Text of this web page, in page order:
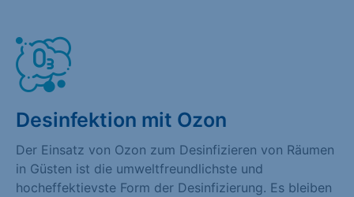
Desinfektion mit Ozon
Der Einsatz von Ozon zum Desinfizieren von Räumen
in Güsten ist die umweltfreundlichste und
hocheffektievste Form der Desinfizierung. Es bleiben